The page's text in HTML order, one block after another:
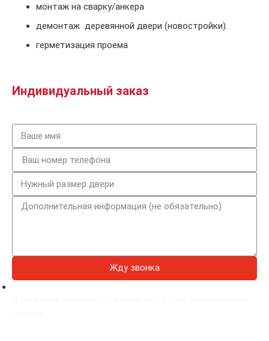
монтаж на сварку/анкера
демонтаж деревянной двери (новостройки).
герметизация проема
Индивидуальный заказ
Жду звонка